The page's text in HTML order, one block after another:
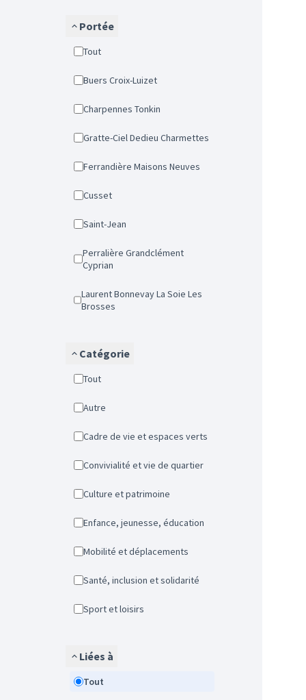
Portée
Tout
Buers Croix-Luizet
Charpennes Tonkin
Gratte-Ciel Dedieu Charmettes
Ferrandière Maisons Neuves
Cusset
Saint-Jean
Perralière Grandclément
Cyprian
Laurent Bonnevay La Soie Les
Brosses
Catégorie
Tout
Autre
Cadre de vie et espaces verts
Convivialité et vie de quartier
Culture et patrimoine
Enfance, jeunesse, éducation
Mobilité et déplacements
Santé, inclusion et solidarité
Sport et loisirs
Liées à
Tout